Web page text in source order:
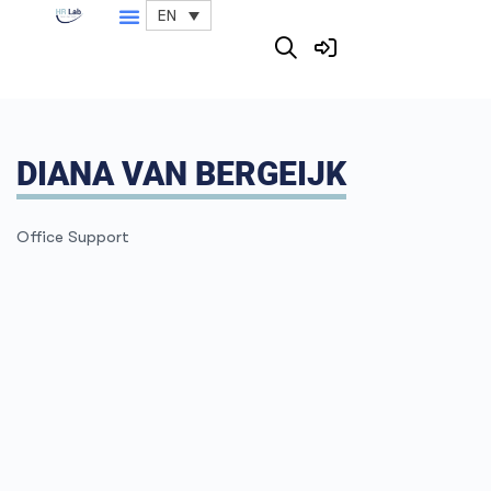
EN
DIANA VAN BERGEIJK
Office Support